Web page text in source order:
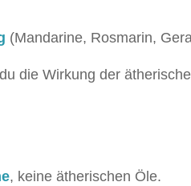
(Mandarine, Rosmarin,
die Wirkung der
, keine ätherischen Öle.